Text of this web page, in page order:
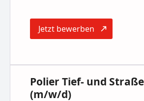
Jetzt bewerben
Polier Tief- und
(m/w/d)